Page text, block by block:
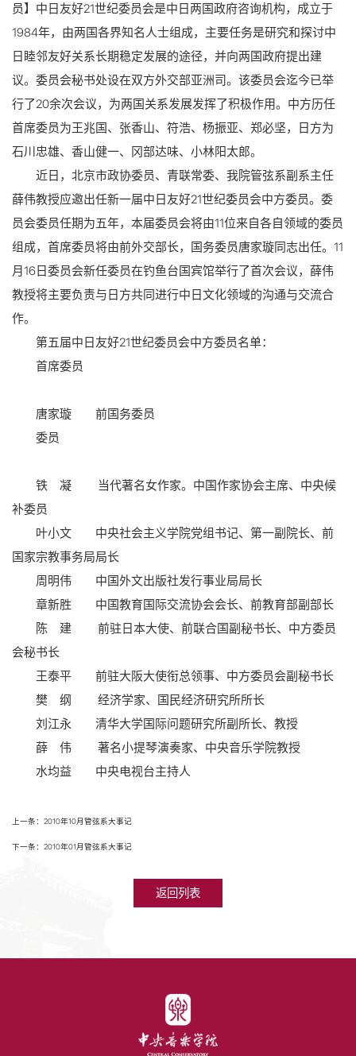
员】 中日友好21世纪委员会是中日两国政府咨询机构，成立于
1984年，由两国各界知名人士组成，主要任务是研究和探讨中
日睦邻友好关系长期稳定发展的途径，并向两国政府提出建
议。委员会秘书处设在双方外交部亚洲司。该委员会迄今已举
行了20余次会议，为两国关系发展发挥了积极作用。中方历任
首席委员为王兆国、张香山、符浩、杨振亚、郑必坚，日方为
石川忠雄、香山健一、冈部达味、小林阳太郎。
近日，北京市政协委员、青联常委、我院管弦系副系主任
薛伟教授应邀出任新一届中日友好21世纪委员会中方委员。委
员会委员任期为五年，本届委员会将由11位来自各自领域的委员
组成，首席委员将由前外交部长，国务委员唐家璇同志出任。11
月16日委员会新任委员在钓鱼台国宾馆举行了首次会议，薛伟
教授将主要负责与日方共同进行中日文化领域的沟通与交流合
作。
第五届中日友好21世纪委员会中方委员名单：
首席委员
唐家璇 前国务委员
委员
铁 凝 当代著名女作家。中国作家协会主席、中央候
补委员
叶小文 中央社会主义学院党组书记、第一副院长、前
国家宗教事务局局长
周明伟 中国外文出版社发行事业局局长
章新胜 中国教育国际交流协会会长、前教育部副部长
陈 建 前驻日本大使、前联合国副秘书长、中方委员
会秘书长
王泰平 前驻大阪大使衔总领事、中方委员会副秘书长
樊 纲 经济学家、国民经济研究所所长
刘江永 清华大学国际问题研究所副所长、教授
薛 伟 著名小提琴演奏家、中央音乐学院教授
水均益 中央电视台主持人
上一条：2010年10月管弦系大事记
下一条：2010年01月管弦系大事记
返回列表